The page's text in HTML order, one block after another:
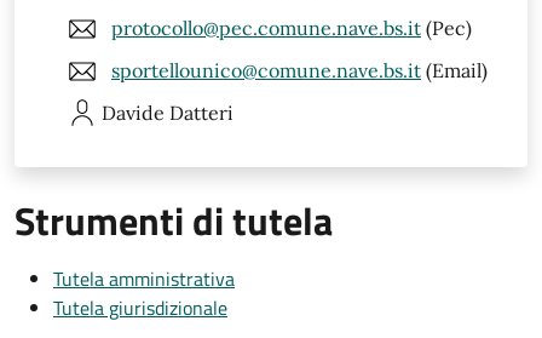
protocollo@pec.comune.nave.bs.it (Pec)
sportellounico@comune.nave.bs.it (Email)
Davide Datteri
Strumenti di tutela
Tutela amministrativa
Tutela giurisdizionale